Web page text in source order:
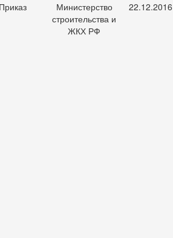
Приказ
Министерство
строительства и
ЖКХ РФ
22.12.2016